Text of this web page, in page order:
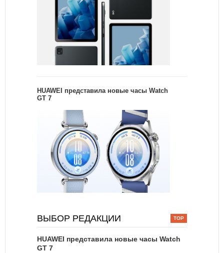
HUAWEI представила новые часы Watch
GT 7
ВЫБОР РЕДАКЦИИ
HUAWEI представила новые часы Watch
GT 7